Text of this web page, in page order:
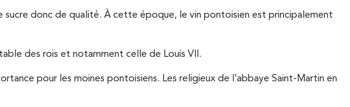
sucre donc de qualité. À cette époque, le vin pontoisien est principalement
des rois et notamment celle de Louis VII.
pour les moines pontoisiens. Les religieux de l’abbaye Saint-Martin en